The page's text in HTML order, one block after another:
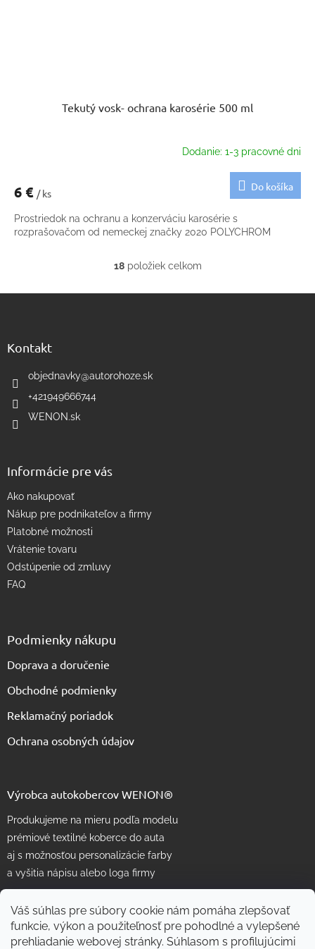
Váš súhlas pre súbory cookie nám pomáha zlepšovať
funkcie, výkon a použiteľnosť pre pohodlné a vylepšené
prehliadanie webovej stránky. Súhlasom s profilujúcimi
Tekutý vosk- ochrana karosérie 500 ml
Dodanie: 1-3 pracovné dni
6 € / ks
Do košíka
Prostriedok na ochranu a konzerváciu karosérie s
rozprašovačom od nemeckej značky 2020 POLYCHROM
O
18položiek celkom
Kontakt
objednavky@autorohoze.sk
+421949666744
WENON.sk
Informácie pre vás
Ako nakupovať
Nákup pre podnikateľov a firmy
Platobné možnosti
Vrátenie tovaru
Odstúpenie od zmluvy
FAQ
Podmienky nákupu
Doprava a doručenie
Obchodné podmienky
Reklamačný poriadok
Ochrana osobných údajov
Výrobca autokobercov WENON®
Produkujeme na mieru podľa modelu
prémiové textilné koberce do auta
aj s možnosťou personalizácie farby
a vyšitia nápisu alebo loga firmy